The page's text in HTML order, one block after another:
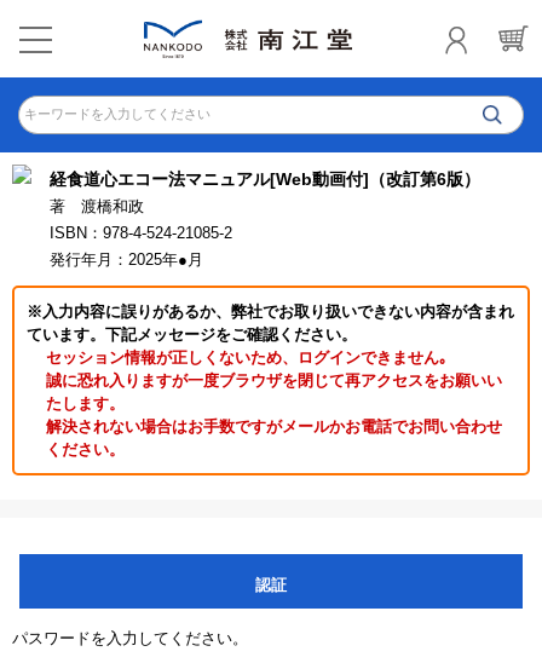
キーワードを入力してください
経食道心エコー法マニュアル[Web動画付]（改訂第6版）
著 渡橋和政
ISBN：978-4-524-21085-2
発行年月：2025年●月
※入力内容に誤りがあるか、弊社でお取り扱いできない内容が含まれ
ています。下記メッセージをご確認ください。
セッション情報が正しくないため、ログインできません｡
誠に恐れ入りますが一度ブラウザを閉じて再アクセスをお願いい
たします。
解決されない場合はお手数ですがメールかお電話でお問い合わせ
ください。
認証
パスワードを入力してください。